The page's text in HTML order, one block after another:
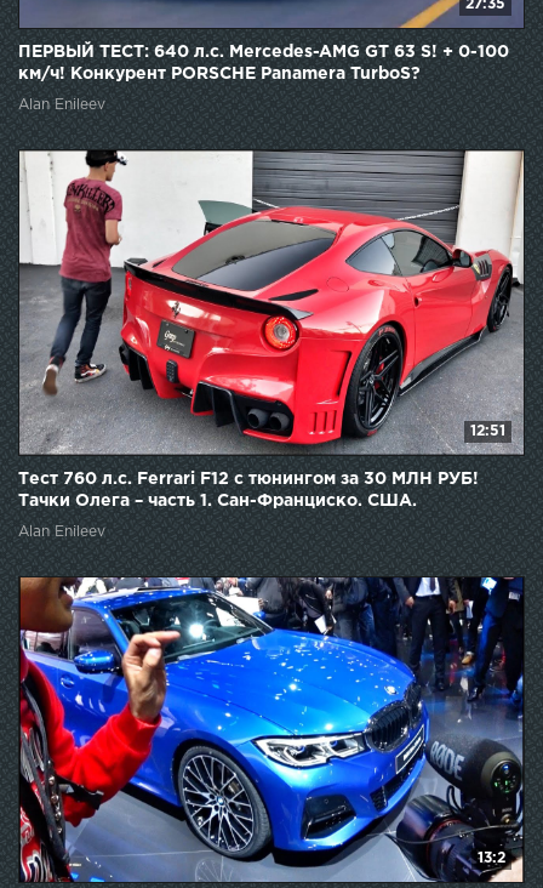
27:35
ПЕРВЫЙ ТЕСТ: 640 л.с. Mercedes-AMG GT 63 S! + 0-100
км/ч! Конкурент PORSCHE Panamera TurboS?
Alan Enileev
12:51
Тест 760 л.с. Ferrari F12 с тюнингом за 30 МЛН РУБ!
Тачки Олега – часть 1. Сан-Франциско. США.
Alan Enileev
13:2